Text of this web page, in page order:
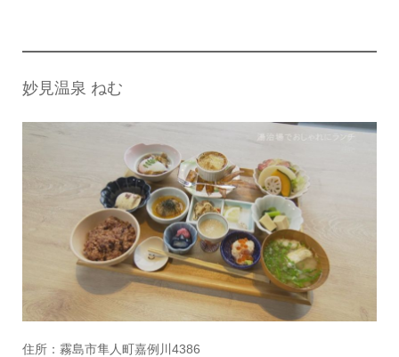
妙見温泉 ねむ
住所：霧島市隼人町嘉例川4386